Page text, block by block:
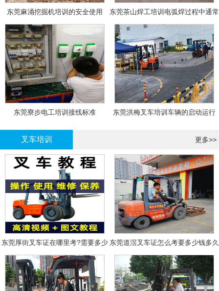
东莞麻涌挖掘机培训的安全使用
东莞茶山焊工培训电弧焊过程中通常
会采取以下措施
东莞寮步电工培训接线标准 东莞洪梅叉车培训车辆的启动运行
叉车培训 更多>>
东莞厚街叉车证在哪里考?需要多少
钱?
东莞道滘叉车证怎么考要多少钱多久
拿证